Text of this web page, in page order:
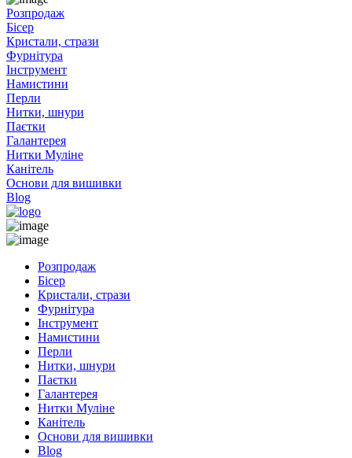
Розпродаж
Бісер
Кристали, стрази
Фурнітура
Інструмент
Намистини
Перли
Нитки, шнури
Паєтки
Галантерея
Нитки Муліне
Канітель
Основи для вишивки
Blog
Розпродаж
Бісер
Кристали, стрази
Фурнітура
Інструмент
Намистини
Перли
Нитки, шнури
Паєтки
Галантерея
Нитки Муліне
Канітель
Основи для вишивки
Blog